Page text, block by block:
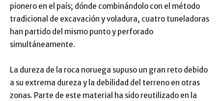
pionero en el país; dónde combinándolo con el método
tradicional de excavación y voladura, cuatro tuneladoras
han partido del mismo punto y perforado
simultáneamente.
La dureza de la roca noruega supuso un gran reto debido
a su extrema dureza y la debilidad del terreno en otras
zonas. Parte de este material ha sido reutilizado en la